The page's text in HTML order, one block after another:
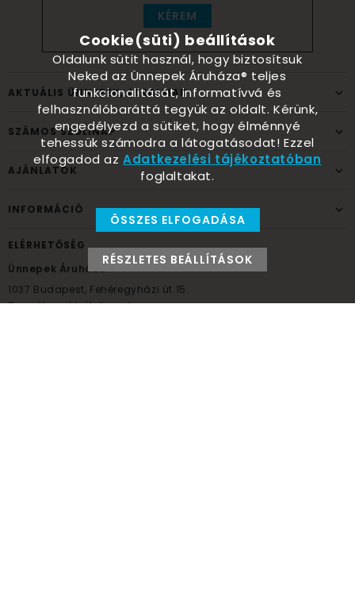
KÉREM
AKTUÁLIS ÜNNEPEK, ALKALMAK
SZÁMOS SZÜLINAP
AJÁNLATOK
INFORMÁCIÓ
ELÉRHETŐSÉG
Ünnepek Áruháza
1037 Budapest, Fehéregyházi út 15.
Személyes átvételi pont
Cookie(süti) beállítások
Oldalunk sütit használ, hogy biztosítsuk
Neked az Ünnepek Áruháza® teljes
funkcionalitását, informatívvá és
felhasználóbaráttá tegyük az oldalt. Kérünk,
engedélyezd a sütiket, hogy élménnyé
tehessük számodra a látogatásodat! Ezzel
elfogadod azAdatkezelési tájékoztatóban
foglaltakat.
ÖSSZES ELFOGADÁSA
RÉSZLETES BEÁLLÍTÁSOK